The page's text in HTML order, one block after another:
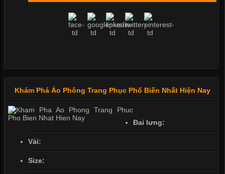
Khám Phá Áo Phông Trang Phục Phổ Biến Nhất Hiện Nay
Đai lưng:
Vải:
Size: